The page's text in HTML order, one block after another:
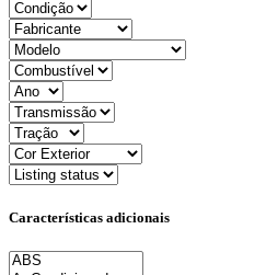
Características adicionais